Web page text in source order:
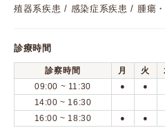
殖器系疾患 / 感染症系疾患 / 腫瘍
診療時間
診察時間 月 火
09:00 ~ 11:30
● ●
14:00 ~ 16:30
16:00 ~ 18:30 ● ●